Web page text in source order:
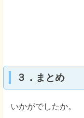
３．まとめ
いかがでしたか。